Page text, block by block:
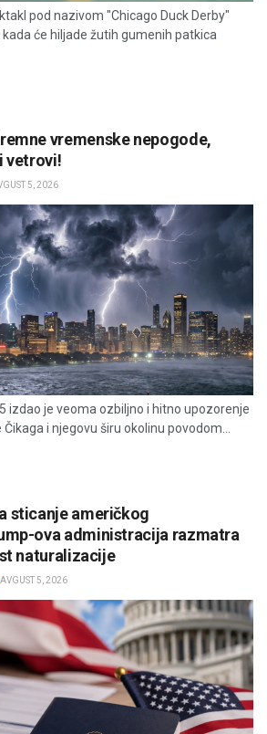
pod nazivom "Chicago Duck Derby"
će hiljade žutih gumenih patkica
vremenske nepogode,
vetrovi!
5, 2026
izdao je veoma ozbiljno i hitno upozorenje
i njegovu širu okolinu povodom...
sticanje američkog
ova administracija razmatra
naturalizacije
AVGUST 5, 2026